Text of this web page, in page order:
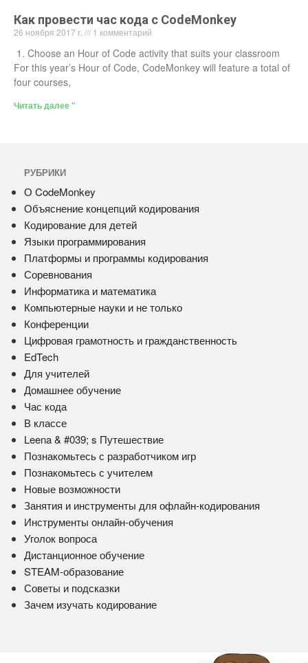
Как провести час кода с CodeMonkey
26 ноября 2017 г. 1 комментарий
1. Choose an Hour of Code activity that suits your classroom
For this year’s Hour of Code, CodeMonkey will feature a total of
four courses,
Читать далее "
РУБРИКИ
О CodeMonkey
Объяснение концепций кодирования
Кодирование для детей
Языки программирования
Платформы и программы кодирования
Соревнования
Информатика и математика
Компьютерные науки и не только
Конференции
Цифровая грамотность и гражданственность
EdTech
Для учителей
Домашнее обучение
Час кода
В классе
Leena & #039; s Путешествие
Познакомьтесь с разработчиком игр
Познакомьтесь с учителем
Новые возможности
Занятия и инструменты для офлайн-кодирования
Инструменты онлайн-обучения
Уголок вопроса
Дистанционное обучение
STEAM-образование
Советы и подсказки
Зачем изучать кодирование